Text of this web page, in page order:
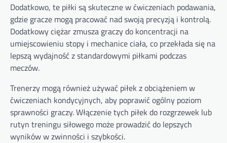
Dodatkowo, te piłki są skuteczne w ćwiczeniach podawania,
gdzie gracze mogą pracować nad swoją precyzją i kontrolą.
Dodatkowy ciężar zmusza graczy do koncentracji na
umiejscowieniu stopy i mechanice ciała, co przekłada się na
lepszą wydajność z standardowymi piłkami podczas
meczów.
Trenerzy mogą również używać piłek z obciążeniem w
ćwiczeniach kondycyjnych, aby poprawić ogólny poziom
sprawności graczy. Włączenie tych piłek do rozgrzewek lub
rutyn treningu siłowego może prowadzić do lepszych
wyników w zwinności i szybkości.